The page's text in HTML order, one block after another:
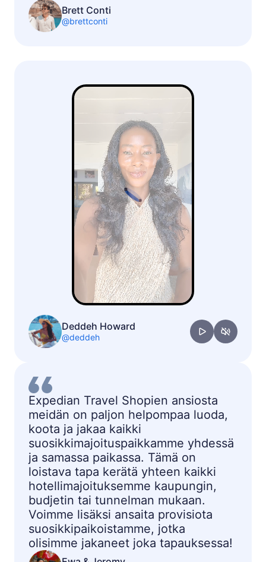
Brett Conti
@brettconti
Ladataan
Deddeh Howard
@deddeh
Expedian Travel Shopien ansiosta
meidän on paljon helpompaa luoda,
koota ja jakaa kaikki
suosikkimajoituspaikkamme yhdessä
ja samassa paikassa. Tämä on
loistava tapa kerätä yhteen kaikki
hotellimajoituksemme kaupungin,
budjetin tai tunnelman mukaan.
Voimme lisäksi ansaita provisiota
suosikkipaikoistamme, jotka
olisimme jakaneet joka tapauksessa!